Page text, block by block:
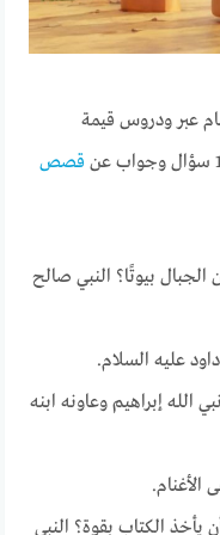
عبر ودروس قيمة
قصص
بيوتًا؟ النبي صالح
عليه السلام.
الله إبراهيم وعاونه ابنه
يأخذ الكتاب بقوة؟ النبي